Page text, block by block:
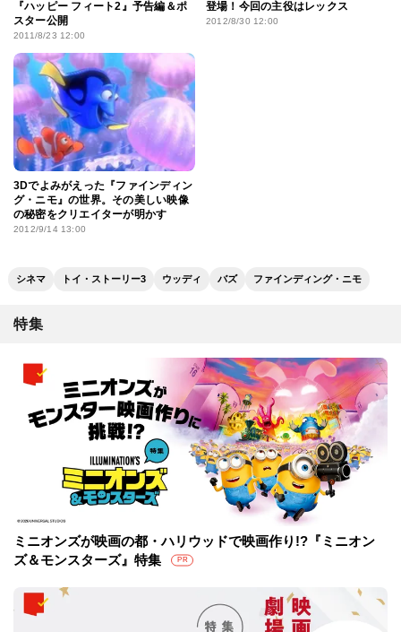
『ハッピー フィート2』予告編＆ポ
スター公開
2011/8/23 12:00
登場！今回の主役はレックス
2012/8/30 12:00
3Dでよみがえった『ファインディン
グ・ニモ』の世界。その美しい映像
の秘密をクリエイターが明かす
2012/9/14 13:00
シネマ トイ・ストーリー3 ウッディ バズ ファインディング・ニモ
特集
ミニオンズが映画の都・ハリウッドで映画作り!?『ミニオン
ズ＆モンスターズ』特集
PR